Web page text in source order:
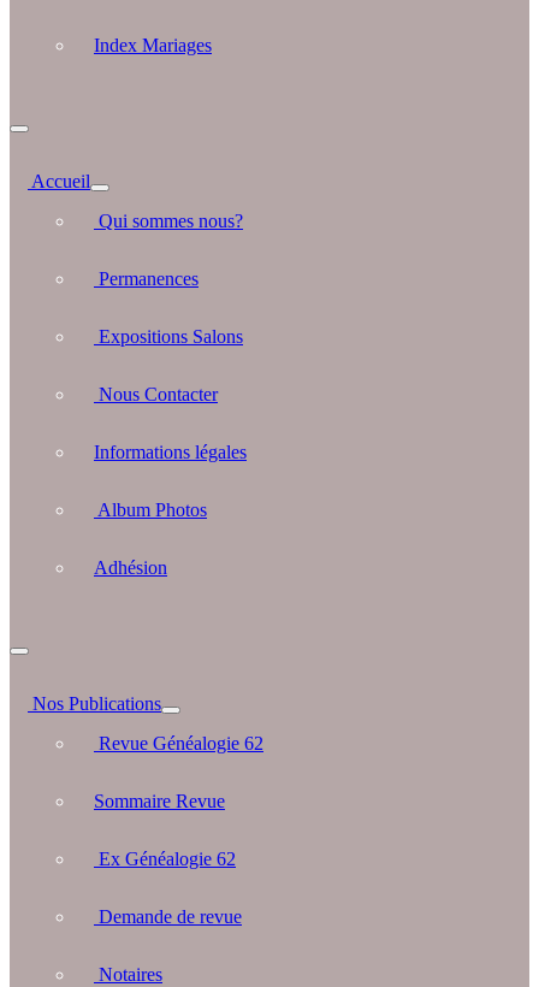
Index Mariages
Accueil
Qui sommes nous?
Permanences
Expositions Salons
Nous Contacter
Informations légales
Album Photos
Adhésion
Nos Publications
Revue Généalogie 62
Sommaire Revue
Ex Généalogie 62
Demande de revue
Notaires